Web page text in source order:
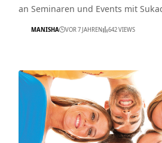
an Seminaren und Events mit
MANISHA VOR 7 JAHREN 642 VIEWS